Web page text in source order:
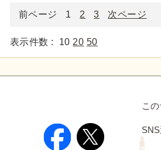
前ページ 1 2 3 次ページ
表示件数 : 10 20 50
こ